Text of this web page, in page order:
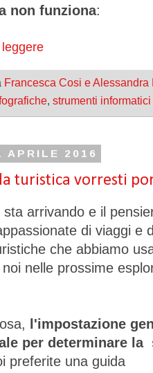
non funziona:
Francesca Cosi e Alessandra
, strumenti informatici
APRILE 2016
turistica vorresti
sta arrivando e il
di viaggi e
che abbiamo
nelle prossime
l'impostazione
per determinare
preferite una guida